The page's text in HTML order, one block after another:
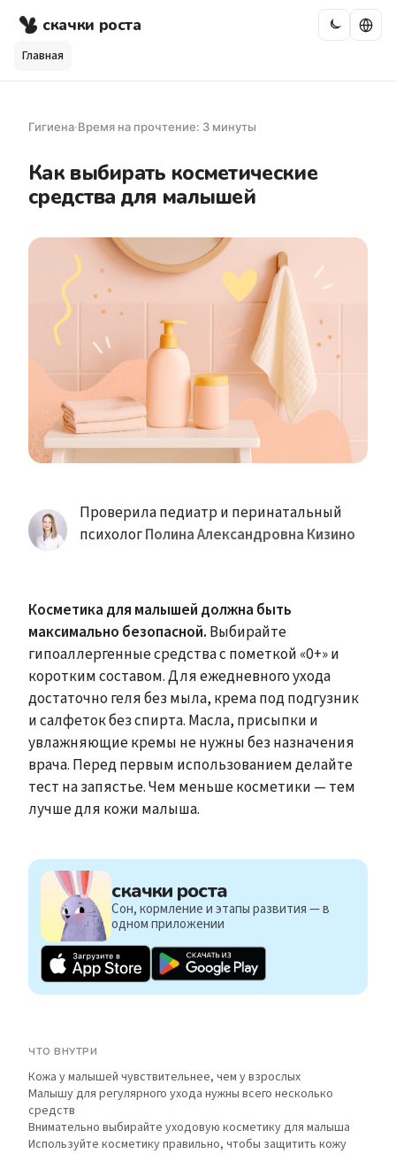
скачки роста
Главная
Гигиена·Время на прочтение: 3 минуты
Как выбирать косметические
средства для малышей
Проверила педиатр и перинатальный
психологПолина Александровна Кизино
Косметика для малышей должна быть
максимально безопасной. Выбирайте
гипоаллергенные средства с пометкой «0+» и
коротким составом. Для ежедневного ухода
достаточно геля без мыла, крема под подгузник
и салфеток без спирта. Масла, присыпки и
увлажняющие кремы не нужны без назначения
врача. Перед первым использованием делайте
тест на запястье. Чем меньше косметики — тем
лучше для кожи малыша.
скачки роста
Сон, кормление и этапы развития — в
одном приложении
ЧТО ВНУТРИ
Кожа у малышей чувствительнее, чем у взрослых
Малышу для регулярного ухода нужны всего несколько
средств
Внимательно выбирайте уходовую косметику для малыша
Используйте косметику правильно, чтобы защитить кожу